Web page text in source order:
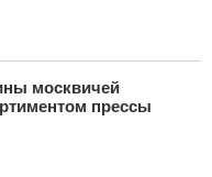
москвичей
прессы